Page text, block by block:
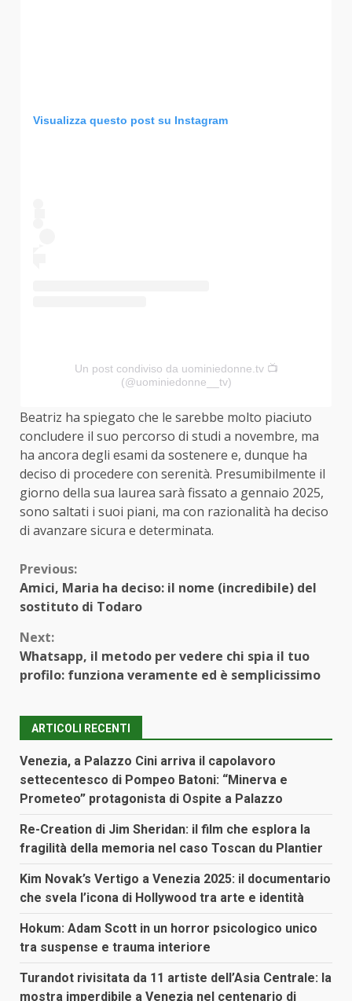
Visualizza questo post su Instagram
Un post condiviso da uominiedonne.tv 📺
(@uominiedonne__tv)
Beatriz ha spiegato che le sarebbe molto piaciuto
concludere il suo percorso di studi a novembre, ma
ha ancora degli esami da sostenere e, dunque ha
deciso di procedere con serenità. Presumibilmente il
giorno della sua laurea sarà fissato a gennaio 2025,
sono saltati i suoi piani, ma con razionalità ha deciso
di avanzare sicura e determinata.
Continue
Reading
Previous:
Amici, Maria ha deciso: il nome (incredibile) del
sostituto di Todaro
Next:
Whatsapp, il metodo per vedere chi spia il tuo
profilo: funziona veramente ed è semplicissimo
ARTICOLI RECENTI
Venezia, a Palazzo Cini arriva il capolavoro
settecentesco di Pompeo Batoni: “Minerva e
Prometeo” protagonista di Ospite a Palazzo
Re-Creation di Jim Sheridan: il film che esplora la
fragilità della memoria nel caso Toscan du Plantier
Kim Novak’s Vertigo a Venezia 2025: il documentario
che svela l’icona di Hollywood tra arte e identità
Hokum: Adam Scott in un horror psicologico unico
tra suspense e trauma interiore
Turandot rivisitata da 11 artiste dell’Asia Centrale: la
mostra imperdibile a Venezia nel centenario di